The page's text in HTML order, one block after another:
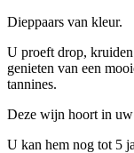
Dieppaars van kleur.
U proeft drop,
genieten van een
tannines.
Deze wijn hoort in
U kan hem nog tot 5